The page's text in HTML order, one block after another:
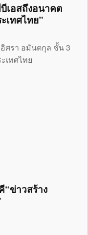
เอสถึงอนาคต
เทศไทย”
ศรา อมันตกุล ชั้น 3
เทศไทย
“ข่าวสร้าง